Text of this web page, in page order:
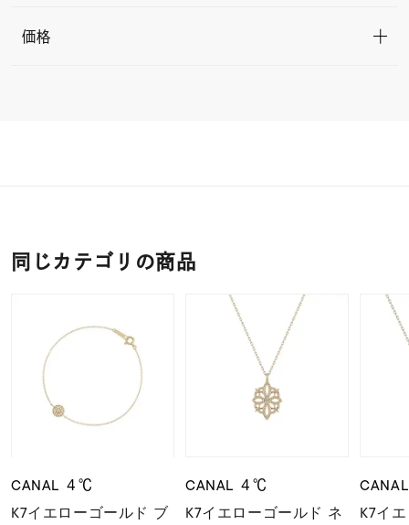
価格
同じカテゴリの商品
CANAL ４℃
K7イエローゴールド ブ
CANAL ４℃
K7イエローゴールド ネ
K7イ